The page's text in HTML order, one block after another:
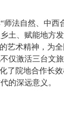
法自然、中西
土、赋能地方
艺术精神，为
仅激活三台文
了院地合作长
的深远意义。